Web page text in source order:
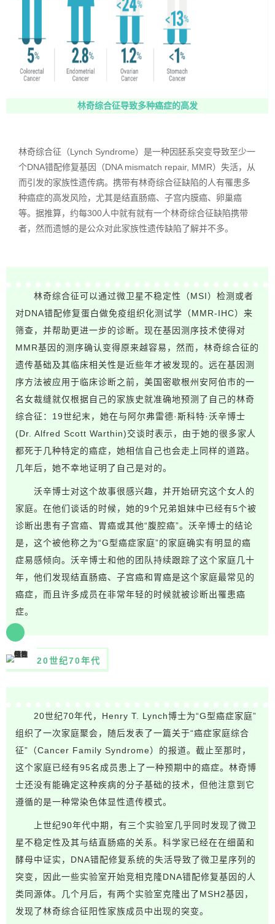
林奇综合征导致多种癌症的高发
林奇综合征（Lynch Syndrome）是一种因胚系突变导致至少一
个DNA错配修复基因（DNA mismatch repair, MMR）失活，从
而引发的家族性遗传病。携带有林奇综合征缺陷的人有罹患多
种癌症的高发风险，尤其是结直肠癌、子宫内膜癌、卵巢癌
等。据推算，约每300人中就有就有一个林奇综合征缺陷携带
者，然而遗憾的是公众对此家族性遗传缺陷了解并不多。
林奇综合征可以通过微卫星不稳定性（MSI）检测或者
对DNA错配修复蛋白做免疫组织化测试学（MMR-IHC）来
筛查，并帮助更进一步的诊断。现在基因测序技术使得对
MMR基因的测序确认变得原来越容易，然而，林奇综合征的
遗传基础及其临床相关性是近些年才被发现的。远在基因测
序方法被应用于临床诊断之前，美国密歇根州安阿伯市的一
名女裁缝就仅根据自己的家族史就准确地预测了自己的林奇
综合征：19世纪末，她在与阿尔弗雷德·斯科特·沃辛博士
(Dr. Alfred Scott Warthin)交谈时表示，由于她的很多家人
都死于几种特定的癌症，她相信自己也会走上同样的道路。
几年后，她不幸地证明了自己是对的。
沃辛博士对这个故事很感兴趣，并开始研究这个女人的
家庭。在他们谈话的时候，她的9个兄弟姐妹中已经有5个被
诊断出患有子宫癌、胃癌或其他“腹腔癌”。沃辛博士的结论
是，这个被他称之为“G型癌症家庭”的家庭确实有明显的癌
症易感倾向。沃辛博士和他的团队持续跟踪了这个家庭几十
年，他们发现结直肠癌、子宫癌和胃癌是这个家庭最常见的
癌症，而且许多成员在非常年轻的时候就被诊断出罹患癌
症。
20世纪70年代
20世纪70年代，Henry T. Lynch博士为“G型癌症家庭”
组织了一次家庭聚会，随后发表了一篇关于“癌症家庭综合
征”（Cancer Family Syndrome）的报道。截止至那时，
这个家庭已经有95名成员患上了一种预期中的癌症。林奇博
士还没有能确定这种疾病的分子基础的技术，但他注意到它
遵循的是一种常染色体显性遗传模式。
上世纪90年代中期，有三个实验室几乎同时发现了微卫
星不稳定性及其与结直肠癌的关系。科学家已经在在细菌和
酵母中证实，DNA错配修复系统的失活导致了微卫星序列的
突变，因此一些实验室开始竞相克隆DNA错配修复基因的人
类同源体。几个月后，有两个实验室克隆出了MSH2基因，
发现了林奇综合征阳性家族成员中出现的突变。